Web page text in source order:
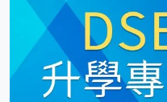
政局